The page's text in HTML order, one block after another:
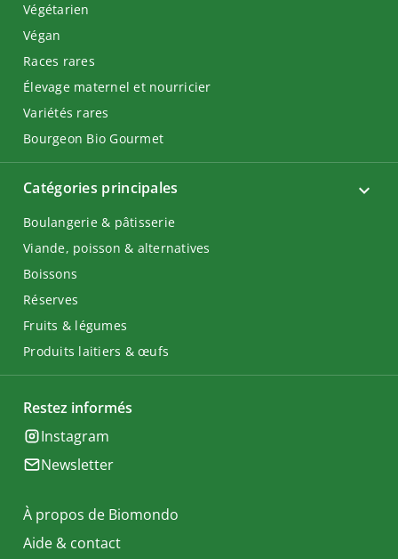
Catégories principales
Boulangerie & pâtisserie
Viande, poisson & alternatives
Boissons
Réserves
Fruits & légumes
Produits laitiers & œufs
Végétarien
Végan
Races rares
Élevage maternel et nourricier
Variétés rares
Bourgeon Bio Gourmet
Restez informés
Instagram
Newsletter
À propos de Biomondo
Aide & contact